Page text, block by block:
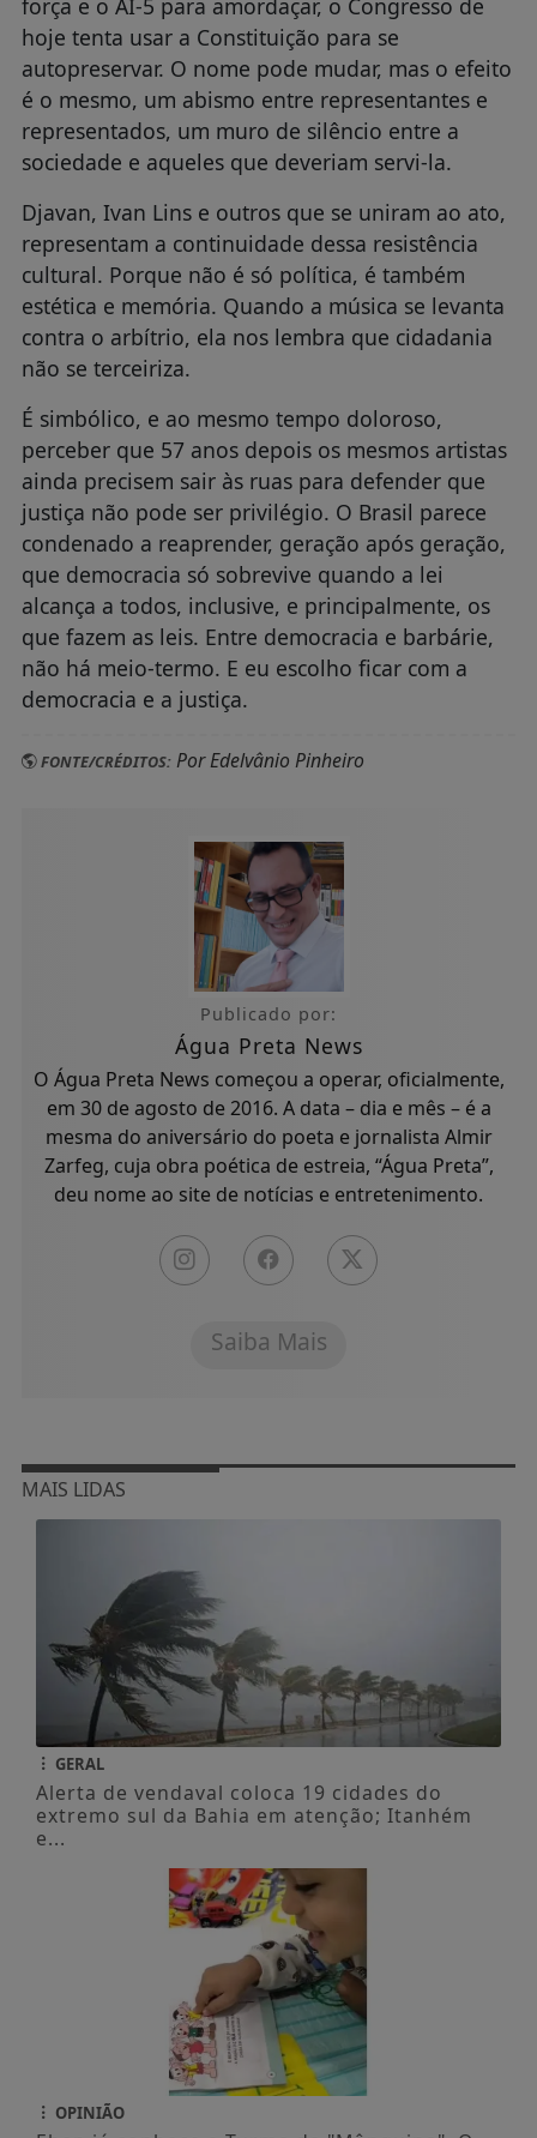
hoje tenta usar a Constituição para se
autopreservar. O nome pode mudar, mas o efeito
é o mesmo, um abismo entre representantes e
representados, um muro de silêncio entre a
sociedade e aqueles que deveriam servi-la.
Djavan, Ivan Lins e outros que se uniram ao ato,
representam a continuidade dessa resistência
cultural. Porque não é só política, é também
estética e memória. Quando a música se levanta
contra o arbítrio, ela nos lembra que cidadania
não se terceiriza.
É simbólico, e ao mesmo tempo doloroso,
perceber que 57 anos depois os mesmos artistas
ainda precisem sair às ruas para defender que
justiça não pode ser privilégio. O Brasil parece
condenado a reaprender, geração após geração,
que democracia só sobrevive quando a lei
alcança a todos, inclusive, e principalmente, os
que fazem as leis. Entre democracia e barbárie,
não há meio-termo. E eu escolho ficar com a
democracia e a justiça.
FONTE/CRÉDITOS:Por Edelvânio Pinheiro
Publicado por:
Água Preta News
O Água Preta News começou a operar, oficialmente,
em 30 de agosto de 2016. A data – dia e mês – é a
mesma do aniversário do poeta e jornalista Almir
Zarfeg, cuja obra poética de estreia, “Água Preta”,
deu nome ao site de notícias e entretenimento.
Saiba Mais
MAIS LIDAS
GERAL
Alerta de vendaval coloca 19 cidades do
extremo sul da Bahia em atenção; Itanhém
e...
OPINIÃO